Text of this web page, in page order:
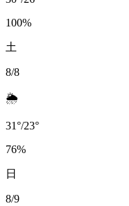
100%
土
8/8
🌦️
31°/23°
76%
日
8/9